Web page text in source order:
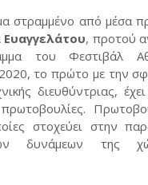
στραμμένο από μέσα
Ευαγγελάτου, προτού
του Φεστιβάλ
το πρώτο με την
διευθύντριας,
πρωτοβουλίες.
στοχεύει στην
δυνάμεων της